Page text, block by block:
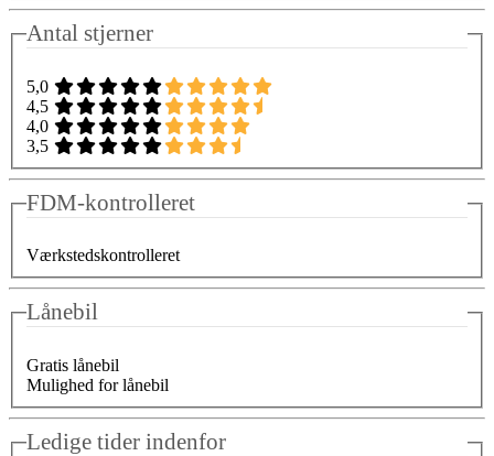
Antal stjerner
5,0
4,5
4,0
3,5
FDM-kontrolleret
Værkstedskontrolleret
Lånebil
Gratis lånebil
Mulighed for lånebil
Ledige tider indenfor